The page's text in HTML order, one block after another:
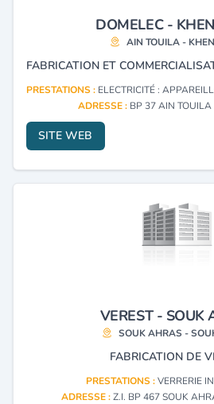
DOMELEC -
AIN TOUILA -
PRESTATIONS : ELECTRICITÉ : APPAREILLAGE
ADRESSE : BP 37 AIN
SITE WEB
VEREST - SOUK
SOUK AHRAS -
FABRICATION DE
PRESTATIONS :VERRERIE
ADRESSE :Z.I. BP 467 SOUK